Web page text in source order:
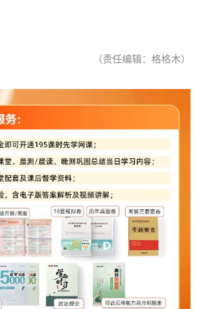
（责任编辑：格格木）